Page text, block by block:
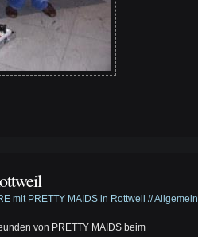
mit PRETTY MAIDS in Rottweil //Allgemein
von PRETTY MAIDS beim